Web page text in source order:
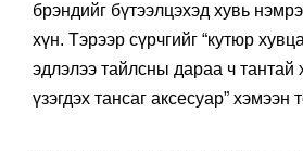
брэндийг бүтээлцэхэд хувь
хүн. Тэрээр сүрчгийг “кутюр
эдлэлээ тайлсны дараа ч тантай
үзэгдэх тансаг аксесуар”